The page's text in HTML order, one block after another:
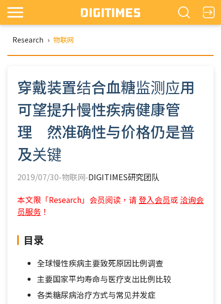
Research › 物联网
穿戴装置结合血糖监测应用
可望提升慢性疾病健康管
理 然准确性与价格仍是普
及关键
2019/07/30-物联网-DIGITIMES研究团队
本文限「Research」会员阅读，请登入会员或 洽询会
员服务 ！
目录
全球慢性疾病主要致死原因比例调查
主要国家平均寿命与医疗支出比例比较
各类糖尿病治疗方式与常见并发症